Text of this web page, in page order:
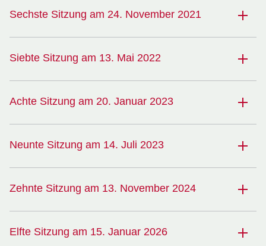
Sechste Sitzung am 24. November 2021
Siebte Sitzung am 13. Mai 2022
Achte Sitzung am 20. Januar 2023
Neunte Sitzung am 14. Juli 2023
Zehnte Sitzung am 13. November 2024
Elfte Sitzung am 15. Januar 2026